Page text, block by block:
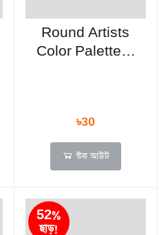
Round Artists
Color Palette-1
৳30
স্টক আউট
52%
ছাড়!